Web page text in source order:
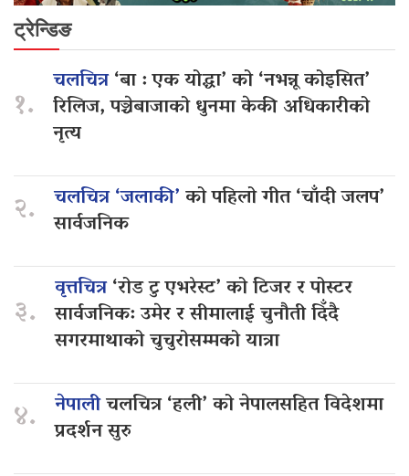
ट्रेन्डिङ
१.
चलचित्र‘बा : एक योद्धा’ को ‘नभन्नू कोइसित’
रिलिज, पञ्चेबाजाको धुनमा केकी अधिकारीको
नृत्य
२. चलचित्र ‘जलाकी’को पहिलो गीत ‘चाँदी जलप’
सार्वजनिक
३.
वृत्तचित्र‘रोड टु एभरेस्ट’ को टिजर र पोस्टर
सार्वजनिक: उमेर र सीमालाई चुनौती दिँदै
सगरमाथाको चुचुरोसम्मको यात्रा
४. नेपालीचलचित्र ‘हली’ को नेपालसहित विदेशमा
प्रदर्शन सुरु